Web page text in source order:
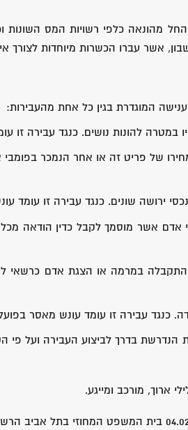
מהונאה כלפי רשויות המס השונות
אשר עברו הכשרות מיוחדות לצורך
המוגדרת בגין כל אחת מהעבירות:
להונות נושים. כנגד עבירה זו
של פריט זה או אחר הנמכר
ירושה שונים. כנגד עבירה זו עומד
אשר מוסמך לקבל כדין הודאה מכל
במרמה או הצגת אדם כרשאי
כנגד עבירה זו עומד עונש מאסר
בדרך לביצוע העבירה ועל פי
ארוך, מורכב ומייגע.
: פרשת "עוקץ המפורסמים" שפורסמה ב- 04.02.2014